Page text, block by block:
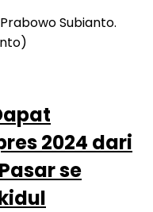
2024 dari
se